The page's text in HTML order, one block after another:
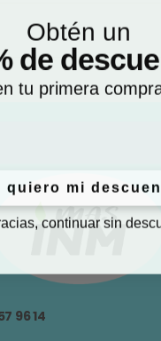
96 14
Obtén un
de
tu primera
quiero mi
continuar sin